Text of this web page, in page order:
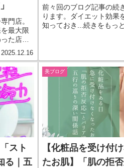
門店。
最大限
た店の
」効果
するチカ
を発信
2025.12.16
前々回のブログ記事の続
ります。ダイエット効果
知っておき...続きをもっ
スト
る｜五
美ブログ
【化粧品を受け付
たお肌】「肌の拒